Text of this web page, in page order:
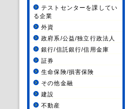
テストセンターを課してい
る企業
外資
政府系/公益/独立行政法人
銀行/信託銀行/信用金庫
証券
生命保険/損害保険
その他金融
建設
不動産